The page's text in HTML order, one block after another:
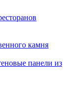
камня
панели из